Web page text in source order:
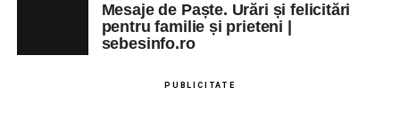
Mesaje de Paște. Urări și felicitări
pentru familie și prieteni |
sebesinfo.ro
PUBLICITATE